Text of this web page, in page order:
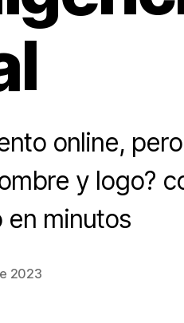
online,
y logo?
minutos
2023